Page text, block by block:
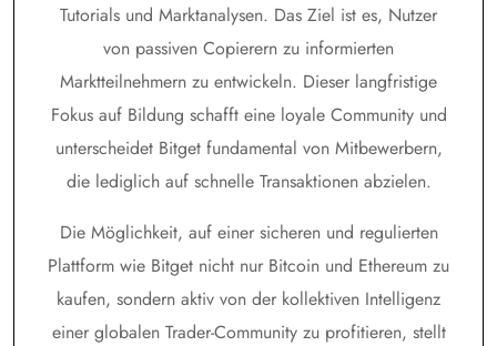
Tutorials und Marktanalysen. Das Ziel ist es, Nutzer
von passiven Copierern zu informierten
Marktteilnehmern zu entwickeln. Dieser langfristige
Fokus auf Bildung schafft eine loyale Community und
unterscheidet Bitget fundamental von Mitbewerbern,
die lediglich auf schnelle Transaktionen abzielen.
Die Möglichkeit, auf einer sicheren und regulierten
Plattform wie Bitget nicht nur Bitcoin und Ethereum zu
kaufen, sondern aktiv von der kollektiven Intelligenz
einer globalen Trader-Community zu profitieren, stellt